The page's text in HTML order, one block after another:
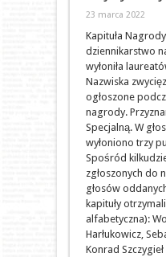
23 marca 2022
Kapituła
dziennikarstwo
wyłoniła
Nazwiska
ogłoszone
nagrody.
Specjalną. W
wyłoniono trzy
Spośród
zgłoszonych do
głosów
kapituły
alfabetyczna):
Harłukowicz,
Konrad Szczygieł